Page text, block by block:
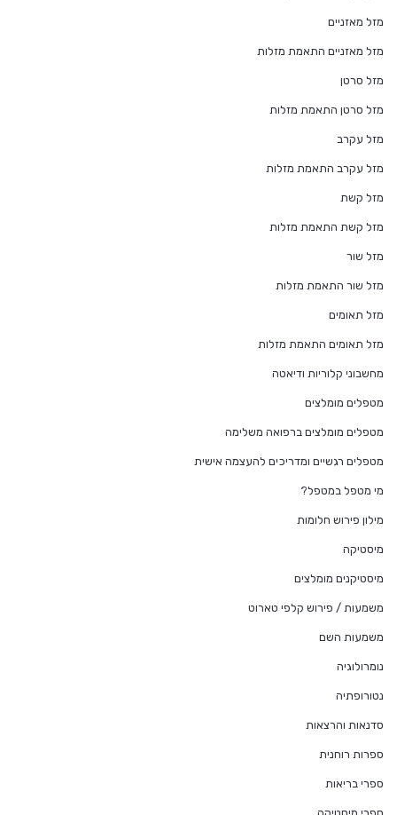
מזל מאזניים
מזל מאזניים התאמת מזלות
מזל סרטן
מזל סרטן התאמת מזלות
מזל עקרב
מזל עקרב התאמת מזלות
מזל קשת
מזל קשת התאמת מזלות
מזל שור
מזל שור התאמת מזלות
מזל תאומים
מזל תאומים התאמת מזלות
מחשבוני קלוריות ודיאטה
מטפלים מומלצים
מטפלים מומלצים ברפואה משלימה
מטפלים רגשיים ומדריכים להעצמה אישית
מי מטפל במטפל?
מילון פירוש חלומות
מיסטיקה
מיסטיקנים מומלצים
משמעות / פירוש קלפי טארוט
משמעות השם
נומרולוגיה
נטורופתיה
סדנאות והרצאות
ספרות רוחנית
ספרי בריאות